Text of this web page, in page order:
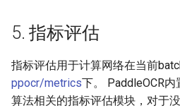
5. 指标评估
指标评估用于计算网络在当前
ppocr/metrics下。 PaddleOCR
算法相关的指标评估模块，对于